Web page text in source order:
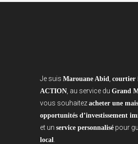
Je suis Marouane Abid courtier
ACTION , au service du Grand
vous souhaitez acheter une
opportunités d’investissement
et un service personnalisé pour
local